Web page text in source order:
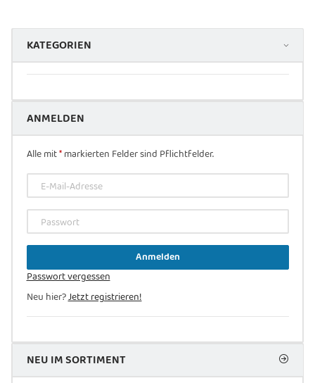
KATEGORIEN
ANMELDEN
Alle mit*markierten Felder sind Pflichtfelder.
E-Mail-Adresse
Passwort
Anmelden
Passwort vergessen
Neu hier?Jetzt registrieren!
NEU IM SORTIMENT